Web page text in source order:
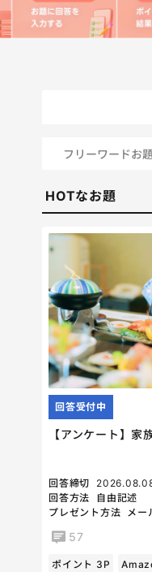
HOTなお題
【アンケート】家
回答受付中
回答締切
回答方法
自由記述
プレゼント方法
メー
57
ポイント 3P